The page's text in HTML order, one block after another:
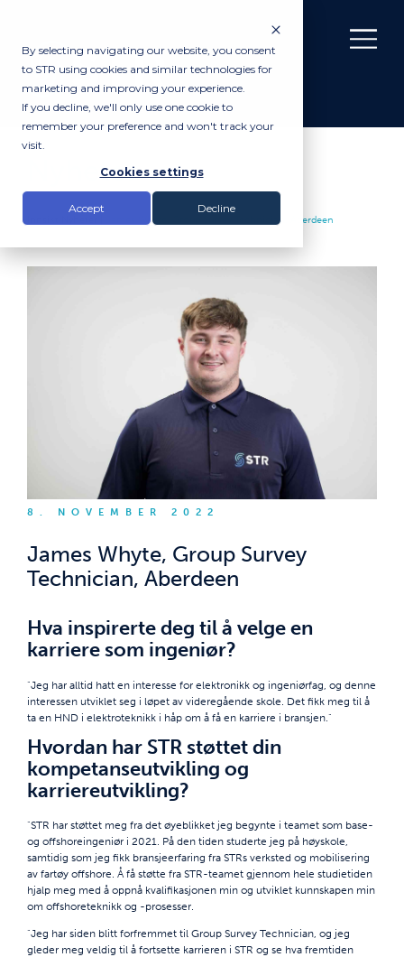
By selecting navigating our website, you consent
to STR using cookies and similar technologies for
marketing and improving your experience.
If you decline, we'll only use one cookie to
remember your preference and won't track your
visit.
Cookies settings
Accept Decline
Nyheter
James Whyte, Group Survey Technician, Aberdeen
8. NOVEMBER 2022
James Whyte, Group Survey
Technician, Aberdeen
Hva inspirerte deg til å velge en
karriere som ingeniør?
"Jeg har alltid hatt en interesse for elektronikk og ingeniørfag, og denne
interessen utviklet seg i løpet av videregående skole. Det fikk meg til å
ta en HND i elektroteknikk i håp om å få en karriere i bransjen."
Hvordan har STR støttet din
kompetanseutvikling og
karriereutvikling?
"STR har støttet meg fra det øyeblikket jeg begynte i teamet som base-
og offshoreingeniør i 2021. På den tiden studerte jeg på høyskole,
samtidig som jeg fikk bransjeerfaring fra STRs verksted og mobilisering
av fartøy offshore. Å få støtte fra STR-teamet gjennom hele studietiden
hjalp meg med å oppnå kvalifikasjonen min og utviklet kunnskapen min
om offshoreteknikk og -prosesser.
"Jeg har siden blitt forfremmet til Group Survey Technician, og jeg
gleder meg veldig til å fortsette karrieren i STR og se hva fremtiden